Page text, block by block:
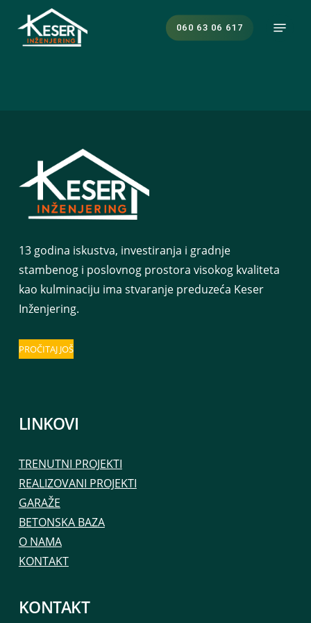
main
060 63 06 617
13 godina iskustva, investiranja i gradnje
stambenog i poslovnog prostora visokog kvaliteta
kao kulminaciju ima stvaranje preduzeća Keser
Inženjering.
PROČITAJ JOŠ
LINKOVI
TRENUTNI PROJEKTI
REALIZOVANI PROJEKTI
GARAŽE
BETONSKA BAZA
O NAMA
KONTAKT
KONTAKT